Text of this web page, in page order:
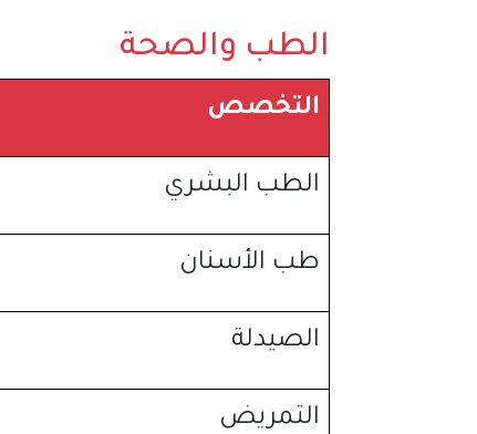
الطب والصحة
التخصص
الطب البشري
طب الأسنان
الصيدلة
التمريض